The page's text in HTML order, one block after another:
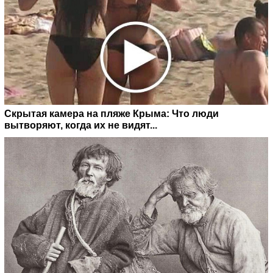
Скрытая камера на пляже Крыма: Что люди
вытворяют, когда их не видят...